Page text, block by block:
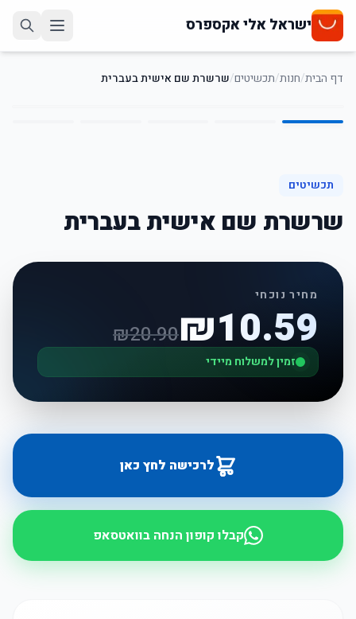
ישראל אלי אקספרס
דף הבית/חנות/תכשיטים/שרשרת שם אישית בעברית
1
/
5
תכשיטים
שרשרת שם אישית בעברית
מחיר נוכחי
₪10.59
₪20.90
זמין למשלוח מיידי
לרכישה לחץ כאן
קבלו קופון הנחה בוואטסאפ